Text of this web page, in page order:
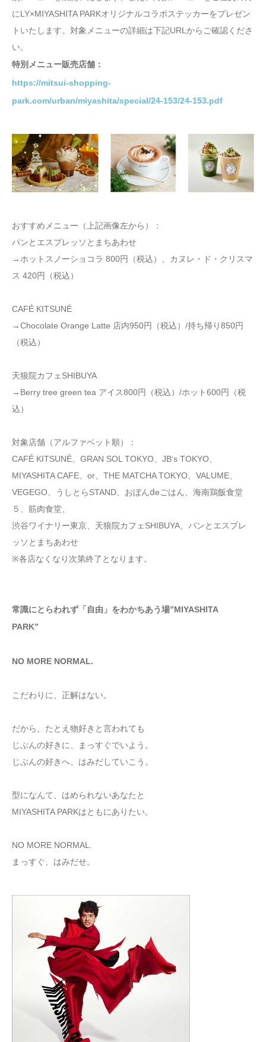
にLY×MIYASHITA PARKオリジナルコラボステッカーをプレゼン
トいたします。対象メニューの詳細は下記URLからご確認くださ
い。
特別メニュー販売店舗：
https://mitsui-shopping-
park.com/urban/miyashita/special/24-153/24-153.pdf
おすすめメニュー（上記画像左から）：
パンとエスプレッソとまちあわせ
→ホットスノーショコラ 800円（税込）、カヌレ・ド・クリスマ
ス 420円（税込）
CAFÉ KITSUNÉ
→Chocolate Orange Latte 店内950円（税込）/持ち帰り850円
（税込）
天狼院カフェSHIBUYA
→Berry tree green tea アイス800円（税込）/ホット600円（税
込）
対象店舗（アルファベット順）：
CAFÉ KITSUNÉ、GRAN SOL TOKYO、JB‘s TOKYO、
MIYASHITA CAFE、or、THE MATCHA TOKYO、VALUME、
VEGEGO、うしとらSTAND、おぼんⅾeごはん、海南鶏飯食堂
５、筋肉食堂、
渋谷ワイナリー東京、天狼院カフェSHIBUYA、パンとエスプレ
ッソとまちあわせ
※各店なくなり次第終了となります。
常識にとらわれず「自由」をわかちあう場”MIYASHITA
PARK”
NO MORE NORMAL.
こだわりに、正解はない。
だから、たとえ物好きと言われても
じぶんの好きに、まっすぐでいよう。
じぶんの好きへ、はみだしていこう。
型になんて、はめられないあなたと
MIYASHITA PARKはともにありたい。
NO MORE NORMAL.
まっすぐ、はみだせ。